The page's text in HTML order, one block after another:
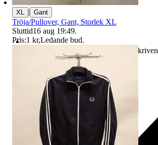
Ersättning om varan inte är som beskriven
XL | Gant
Tröja/Pullover, Gant, Storlek XL
Sluttid16 aug 19:49.
Pris:1 kr,Ledande bud.